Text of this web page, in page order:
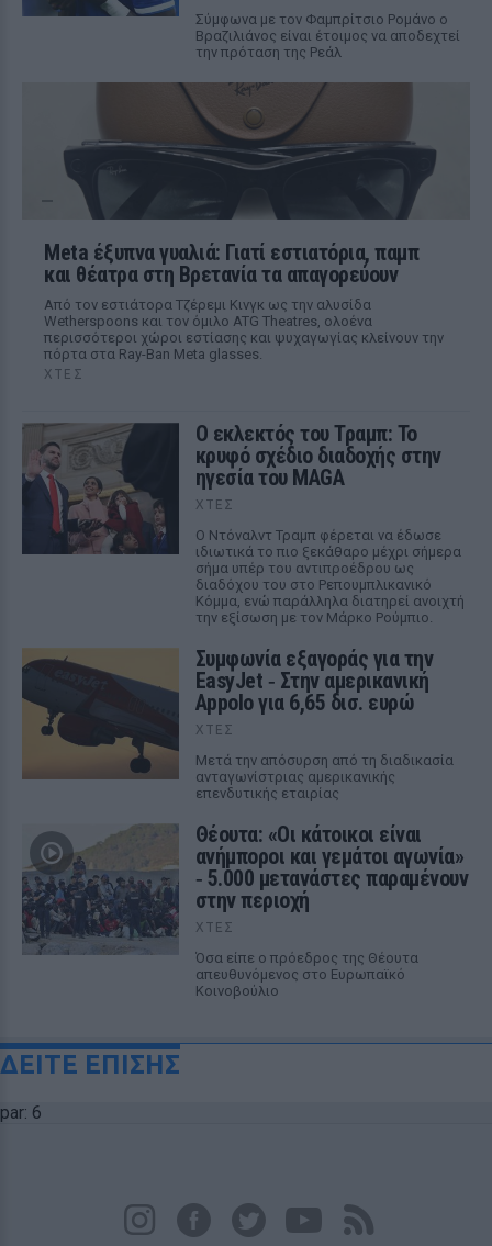
Σύμφωνα με τον Φαμπρίτσιο Ρομάνο ο
Βραζιλιάνος είναι έτοιμος να αποδεχτεί
την πρόταση της Ρεάλ
Meta έξυπνα γυαλιά: Γιατί εστιατόρια, παμπ
και θέατρα στη Βρετανία τα απαγορεύουν
Από τον εστιάτορα Τζέρεμι Κινγκ ως την αλυσίδα
Wetherspoons και τον όμιλο ATG Theatres, ολοένα
περισσότεροι χώροι εστίασης και ψυχαγωγίας κλείνουν την
πόρτα στα Ray-Ban Meta glasses.
ΧΤΕΣ
Ο εκλεκτός του Τραμπ: Το
κρυφό σχέδιο διαδοχής στην
ηγεσία του MAGA
ΧΤΕΣ
Ο Ντόναλντ Τραμπ φέρεται να έδωσε
ιδιωτικά το πιο ξεκάθαρο μέχρι σήμερα
σήμα υπέρ του αντιπροέδρου ως
διαδόχου του στο Ρεπουμπλικανικό
Κόμμα, ενώ παράλληλα διατηρεί ανοιχτή
την εξίσωση με τον Μάρκο Ρούμπιο.
Συμφωνία εξαγοράς για την
EasyJet ‑ Στην αμερικανική
Appolo για 6,65 δισ. ευρώ
ΧΤΕΣ
Μετά την απόσυρση από τη διαδικασία
ανταγωνίστριας αμερικανικής
επενδυτικής εταιρίας
Θέουτα: «Οι κάτοικοι είναι
ανήμποροι και γεμάτοι αγωνία»
‑ 5.000 μετανάστες παραμένουν
στην περιοχή
ΧΤΕΣ
Όσα είπε ο πρόεδρος της Θέουτα
απευθυνόμενος στο Ευρωπαϊκό
Κοινοβούλιο
ΔΕΙΤΕ ΕΠΙΣΗΣ
par: 6